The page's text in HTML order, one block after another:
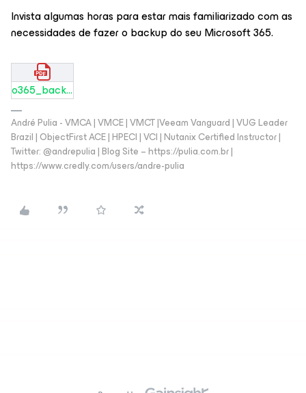
Invista algumas horas para estar mais familiarizado com as
necessidades de fazer o backup do seu Microsoft 365.
o365_backup_for_dummies_veeam_software_special_edition.pdf
André Pulia - VMCA | VMCE | VMCT |Veeam Vanguard | VUG Leader
Brazil | ObjectFirst ACE | HPECI | VCI | Nutanix Certified Instructor |
Twitter: @andrepulia | Blog Site – https://pulia.com.br |
https://www.credly.com/users/andre-pulia